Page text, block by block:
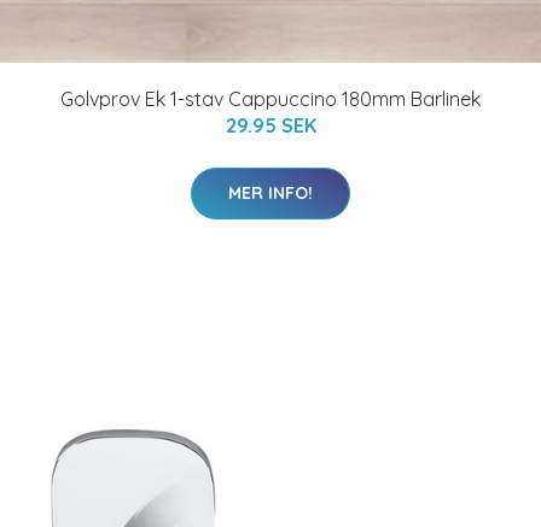
Golvprov Ek 1-stav Cappuccino 180mm Barlinek
29.95 SEK
MER INFO!